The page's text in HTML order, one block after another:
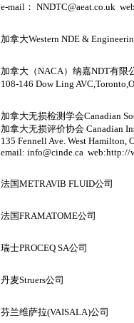
e-mail ： NNDTC@aeat.co.uk
加拿大Western NDE &
加拿大（NACA）纳嘉NDT有限
108-146 Dow Ling
加拿大无损检测学会Canadian
加拿大无损评价协会 Canadian
135 Fennell Ave. West Hamilton,
email: info@cinde.ca web:http://
法国METRAVIB FLUID公司
法国FRAMATOME公司
瑞士PROCEQ SA公司
丹麦Struers公司
芬兰维萨拉(VAISALA)公司